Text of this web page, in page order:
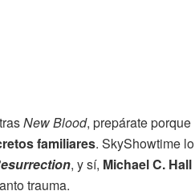
New Blood, prepárate porque
familiares. SkyShowtime lo
, y sí, Michael C. Hall
trauma.